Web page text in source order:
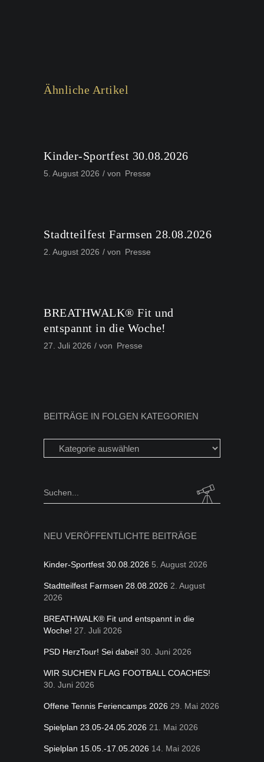
Ähnliche Artikel
Kinder-Sportfest 30.08.2026
5. August 2026 von Presse
Stadtteilfest Farmsen 28.08.2026
2. August 2026 von Presse
BREATHWALK® Fit und
entspannt in die Woche!
27. Juli 2026 von Presse
BEITRÄGE IN FOLGEN KATEGORIEN
Beiträge
in
Kategorien
Search
NEU VERÖFFENTLICHTE BEITRÄGE
Kinder-Sportfest 30.08.2026 5. August 2026
Stadtteilfest Farmsen 28.08.2026 2. August
2026
BREATHWALK® Fit und entspannt in die
Woche! 27. Juli 2026
PSD HerzTour! Sei dabei! 30. Juni 2026
WIR SUCHEN FLAG FOOTBALL COACHES!
30. Juni 2026
Offene Tennis Feriencamps 2026 29. Mai 2026
Spielplan 23.05-24.05.2026 21. Mai 2026
Spielplan 15.05.-17.05.2026 14. Mai 2026